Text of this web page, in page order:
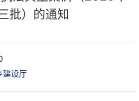
批）的通知
建设厅